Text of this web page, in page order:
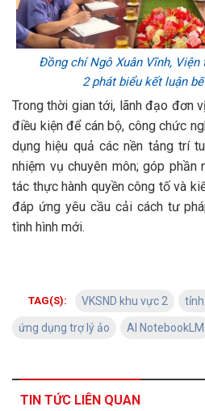
Đồng chí Ngô Xuân Vĩnh, Viện
2phát biểu kết luận
Trong thời gian tới, lãnh đạo đơn
điều kiện để cán bộ, công chức
dụng hiệu quả các nền tảng trí
nhiệm vụ chuyên môn; góp phần
tác thực hành quyền công tố và
đáp ứng yêu cầu cải cách tư
tình hình mới.
TAG(S): VKSND khu vực 2 tỉnh
ứng dụng trợ lý ảo AI NotebookLM
TIN TỨC LIÊN QUAN